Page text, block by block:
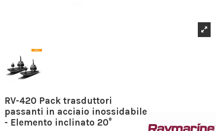
RV-420 Pack trasduttori
passanti in acciaio inossidabile
- Elemento inclinato 20°